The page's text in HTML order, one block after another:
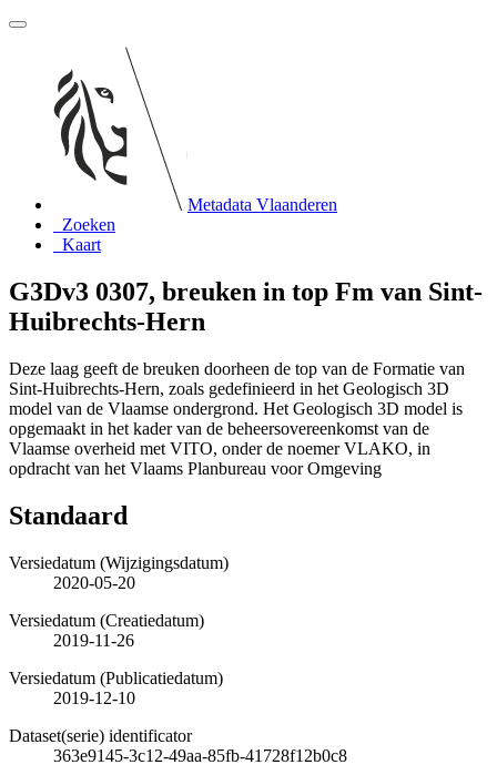
Metadata Vlaanderen
Zoeken
Kaart
G3Dv3 0307, breuken in top Fm van Sint-
Huibrechts-Hern
Deze laag geeft de breuken doorheen de top van de Formatie van
Sint-Huibrechts-Hern, zoals gedefinieerd in het Geologisch 3D
model van de Vlaamse ondergrond. Het Geologisch 3D model is
opgemaakt in het kader van de beheersovereenkomst van de
Vlaamse overheid met VITO, onder de noemer VLAKO, in
opdracht van het Vlaams Planbureau voor Omgeving
Standaard
Versiedatum (Wijzigingsdatum)
2020-05-20
Versiedatum (Creatiedatum)
2019-11-26
Versiedatum (Publicatiedatum)
2019-12-10
Dataset(serie) identificator
363e9145-3c12-49aa-85fb-41728f12b0c8